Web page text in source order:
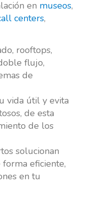
en museos,
centers,
rooftops,
flujo,
de
vida útil y evita
de esta
de los
solucionan
eficiente,
en tu